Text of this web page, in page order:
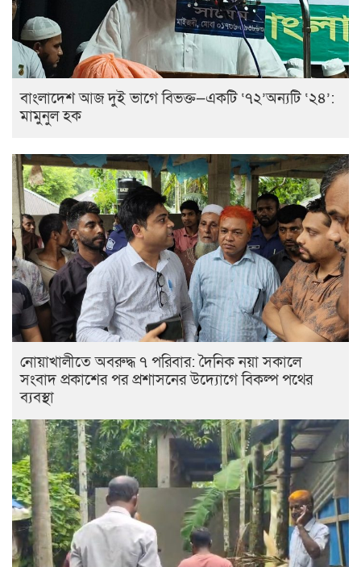
বাংলাদেশ আজ দুই ভাগে বিভক্ত—একটি ‘৭২’অন্যটি ‘২৪’:
মামুনুল হক
নোয়াখালীতে অবরুদ্ধ ৭ পরিবার: দৈনিক নয়া সকালে
সংবাদ প্রকাশের পর প্রশাসনের উদ্যোগে বিকল্প পথের
ব্যবস্থা